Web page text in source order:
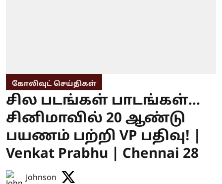
கோலிவுட் செய்திகள்
சில படங்கள் பாடங்கள்...
சினிமாவில் 20 ஆண்டு
பயணம் பற்றி VP பதிவு! |
Venkat Prabhu | Chennai 28
Johnson